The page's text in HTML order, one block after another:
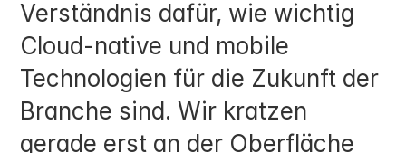
Verständnis dafür, wie wichtig
Cloud-native und mobile
Technologien für die Zukunft der
Branche sind. Wir kratzen
gerade erst an der Oberfläche